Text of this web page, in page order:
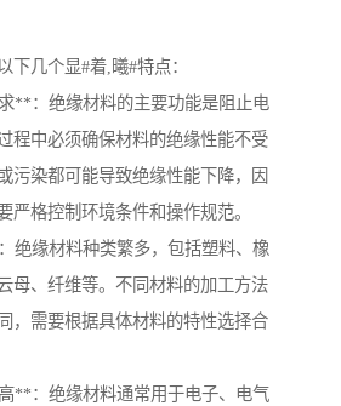
下几个显#着,曦#特点：
**：绝缘材料的主要功能是阻止电
程中必须确保材料的绝缘性能不受
污染都可能导致绝缘性能下降，因
严格控制环境条件和操作规范。
绝缘材料种类繁多，包括塑料、橡
母、纤维等。不同材料的加工方法
，需要根据具体材料的特性选择合
**：绝缘材料通常用于电子、电气